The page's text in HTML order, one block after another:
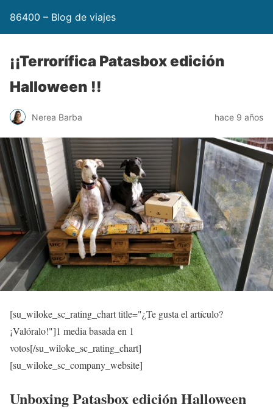
86400 – Blog de viajes
¡¡Terrorífica Patasbox edición
Halloween !!
Nerea Barba hace 9 años
[su_wiloke_sc_rating_chart title="¿Te gusta el artículo?
¡Valóralo!"]1 media basada en 1
votos[/su_wiloke_sc_rating_chart]
[su_wiloke_sc_company_website]
Unboxing Patasbox edición Halloween